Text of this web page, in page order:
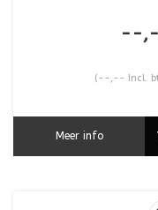
--
(--,-- Incl.
Meer info